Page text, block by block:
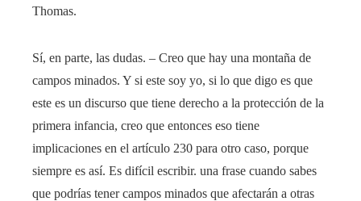
Thomas.
Sí, en parte, las dudas. – Creo que hay una montaña de
campos minados. Y si este soy yo, si lo que digo es que
este es un discurso que tiene derecho a la protección de la
primera infancia, creo que entonces eso tiene
implicaciones en el artículo 230 para otro caso, porque
siempre es así. Es difícil escribir. una frase cuando sabes
que podrías tener campos minados que afectarán a otras